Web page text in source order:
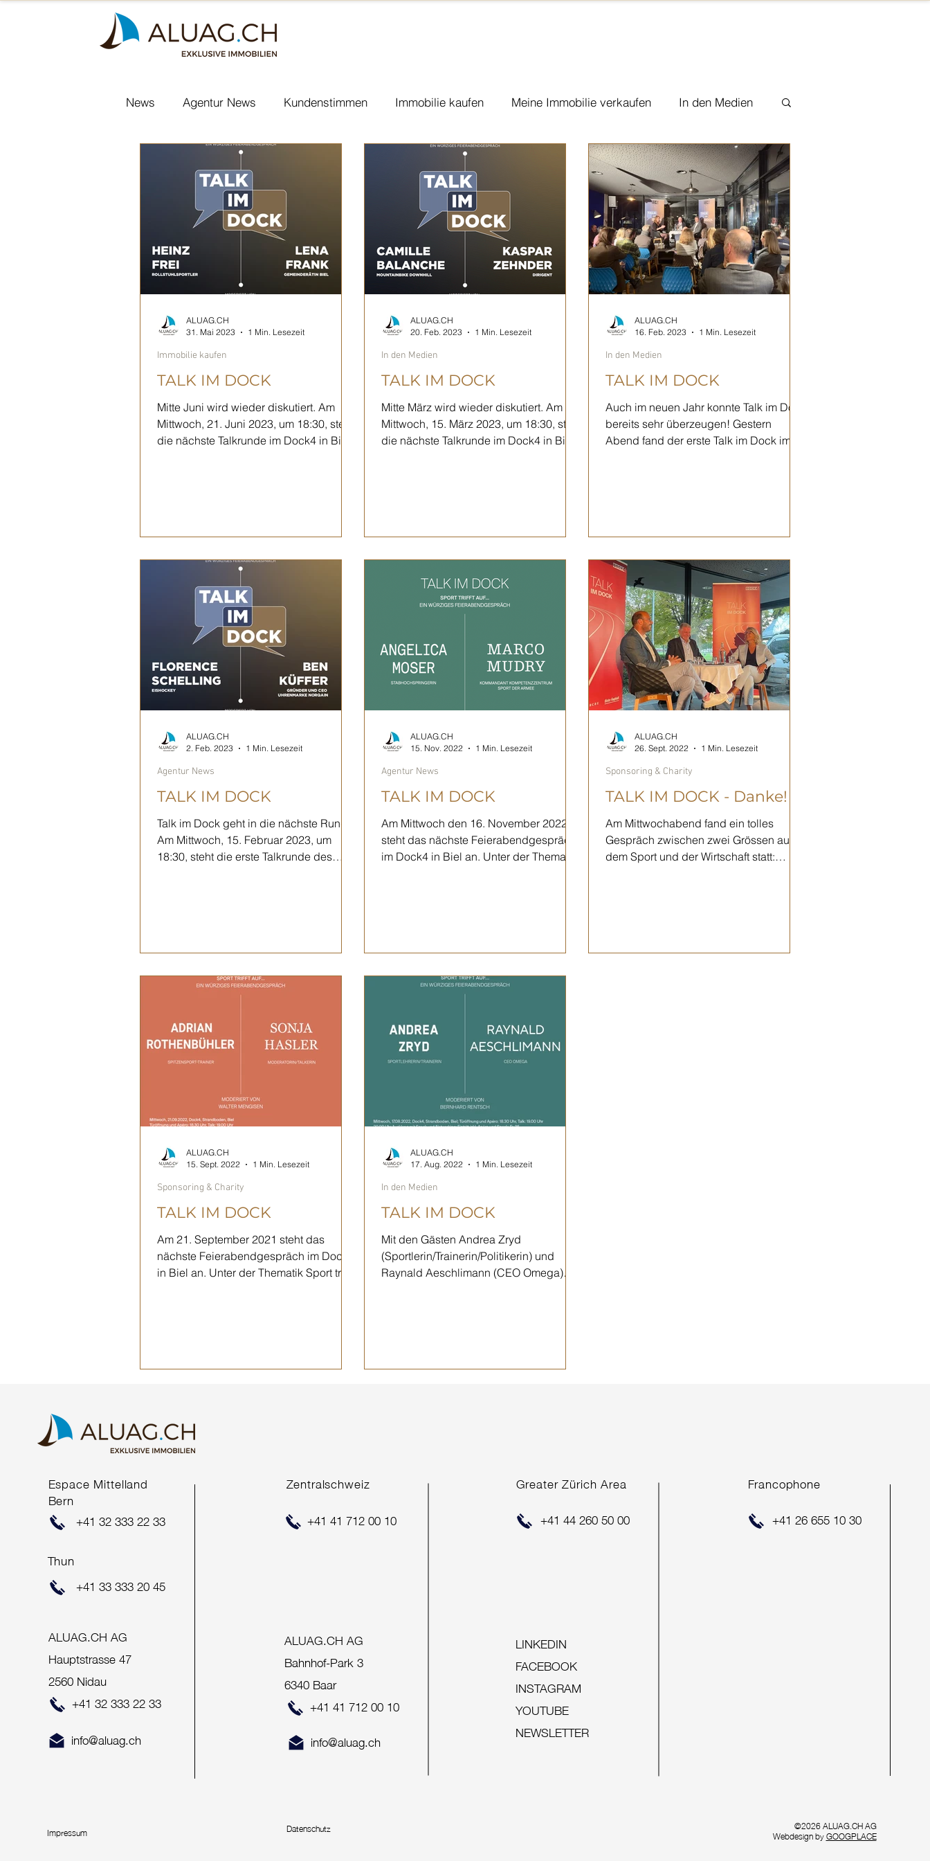
News Agentur News Kundenstimmen Immobilie kaufen Meine Immobilie verkaufen In den Medien
Nachfolgeplanung KMU Vorsorge Courtelary
TALK IM DOCK
Mitte Juni wird wieder diskutiert. Am
Mittwoch, 21. Juni 2023, um 18:30, steht
die nächste Talkrunde im Dock4 in Biel
Immobilie kaufen
ALUAG.CH
31. Mai 2023
1 Min. Lesezeit
TALK IM DOCK
Mitte März wird wieder diskutiert. Am
Mittwoch, 15. März 2023, um 18:30, steht
die nächste Talkrunde im Dock4 in Biel
In den Medien
ALUAG.CH
20. Feb. 2023
1 Min. Lesezeit
TALK IM DOCK
Auch im neuen Jahr konnte Talk im Dock
bereits sehr überzeugen! Gestern
Abend fand der erste Talk im Dock im
In den Medien
ALUAG.CH
16. Feb. 2023
1 Min. Lesezeit
TALK IM DOCK
Talk im Dock geht in die nächste Runde.
Am Mittwoch, 15. Februar 2023, um
18:30, steht die erste Talkrunde des
Agentur News
ALUAG.CH
2. Feb. 2023
1 Min. Lesezeit
TALK IM DOCK
Am Mittwoch den 16. November 2022
steht das nächste Feierabendgespräch
im Dock4 in Biel an. Unter der Thematik
Agentur News
ALUAG.CH
15. Nov. 2022
1 Min. Lesezeit
TALK IM DOCK - Danke!
Am Mittwochabend fand ein tolles
Gespräch zwischen zwei Grössen aus
dem Sport und der Wirtschaft statt:
Sponsoring & Charity
ALUAG.CH
26. Sept. 2022
1 Min. Lesezeit
TALK IM DOCK
Am 21. September 2021 steht das
nächste Feierabendgespräch im Dock4
in Biel an. Unter der Thematik Sport trifft
Sponsoring & Charity
ALUAG.CH
15. Sept. 2022
1 Min. Lesezeit
TALK IM DOCK
Mit den Gästen Andrea Zryd
(Sportlerin/Trainerin/Politikerin) und
Raynald Aeschlimann (CEO Omega)
In den Medien
ALUAG.CH
17. Aug. 2022
1 Min. Lesezeit
Espace Mittelland
Bern
+41 32 333 22 33
Thun
+41 33 333 20 45
ALUAG.CH AG
Hauptstrasse 47
2560 Nidau
+41 32 333 22 33
info@aluag.ch
Impressum
Zentralschweiz
+41 41 712 00 10
ALUAG.CH AG
Bahnhof-Park 3
6340 Baar
+41 41 712 00 10
info@aluag.ch
Datenschutz
Greater Zürich Area
+41 44 260 50 00
LINKEDIN
FACEBOOK
INSTAGRAM
YOUTUBE
NEWSLETTER
Francophone
+41 26 655 10 30
©2026 ALUAG.CH AG
Webdesign byGOOGPLACE